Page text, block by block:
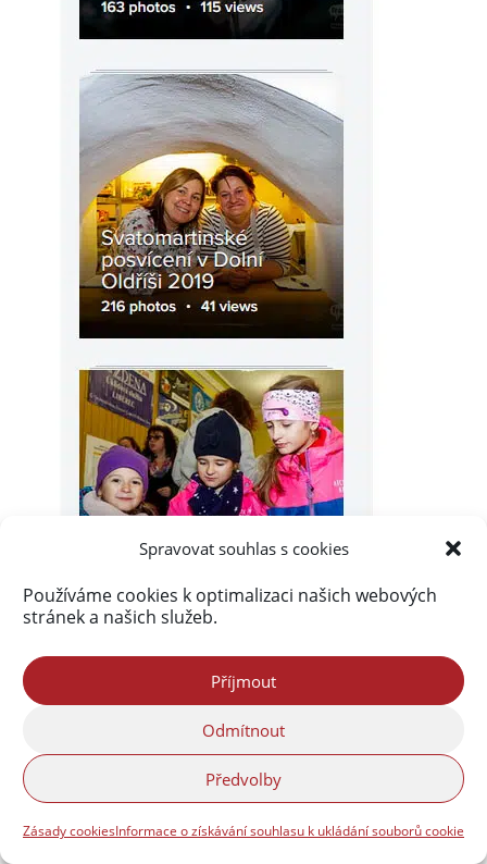
Spravovat souhlas s cookies
Používáme cookies k optimalizaci našich webových
stránek a našich služeb.
Příjmout
Odmítnout
Předvolby
Zásady cookiesInformace o získávání souhlasu k ukládání souborů cookie